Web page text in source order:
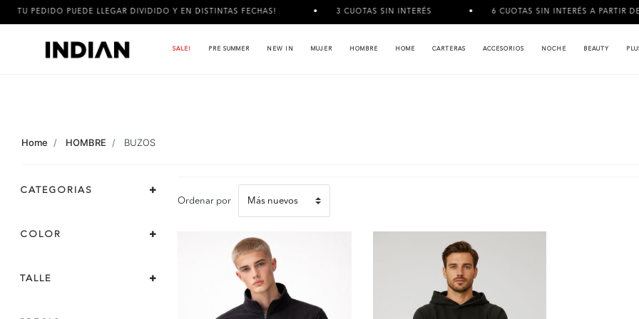
PEDIDO PUEDE LLEGAR DIVIDIDO Y EN DISTINTAS FECHAS! 3 CUOTAS SIN INTERÉS 6 CUOTAS SIN INTERÉS A PARTIR DE
SALE! PRE SUMMER NEW IN MUJER HOMBRE HOME CARTERAS ACCESORIOS NOCHE BEAUTY
Home HOMBRE BUZOS
CATEGORIAS
COLOR
TALLE
Ordenar por